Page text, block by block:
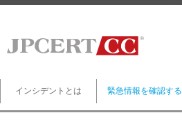
インシデントとは 緊急情報を確認する